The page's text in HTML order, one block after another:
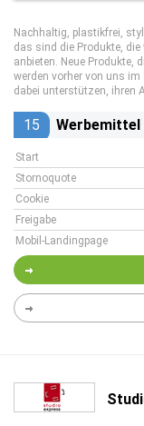
Nachhaltig, plastikfrei,
das sind die Produkte, die
anbieten. Neue Produkte,
werden vorher von uns im
dabei unterstützen, ihren
15 Werbemittel
Start
Stornoquote
Cookie
Freigabe
Mobil-Landingpage